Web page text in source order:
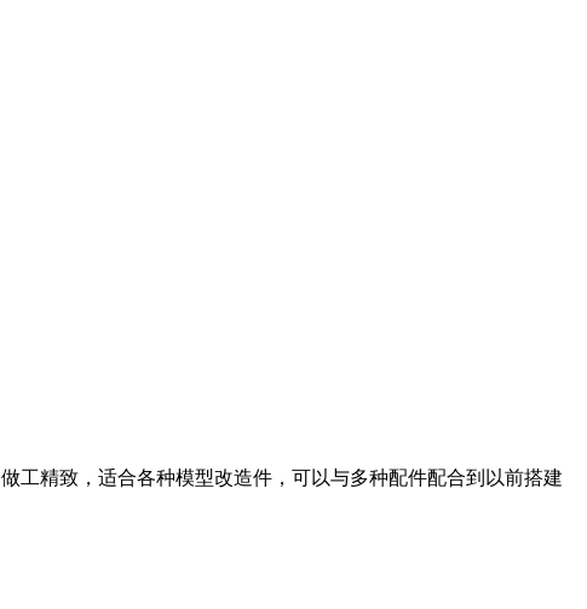
工精致，适合各种模型改造件，可以与多种配件配合到以前搭建